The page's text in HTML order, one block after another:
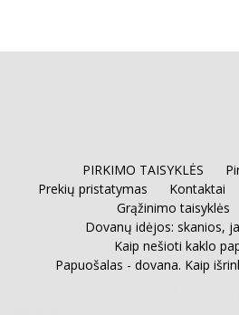
PIRKIMO TAISYKLĖS
Prekių pristatymas
Kontaktai
Grąžinimo taisyklės
Dovanų idėjos: skanios,
Kaip nešioti kaklo
Papuošalas - dovana. Kaip